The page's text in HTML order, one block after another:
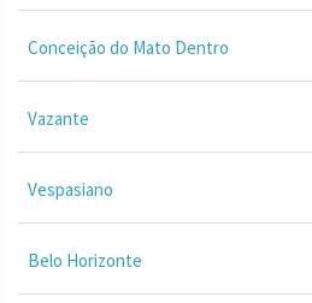
Conceição do Mato Dentro
Vazante
Vespasiano
Belo Horizonte